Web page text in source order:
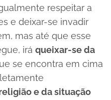
respeitar a
e deixar-se invadir
mas até que esse
irá queixar-se da
se encontra em cima
e da situação